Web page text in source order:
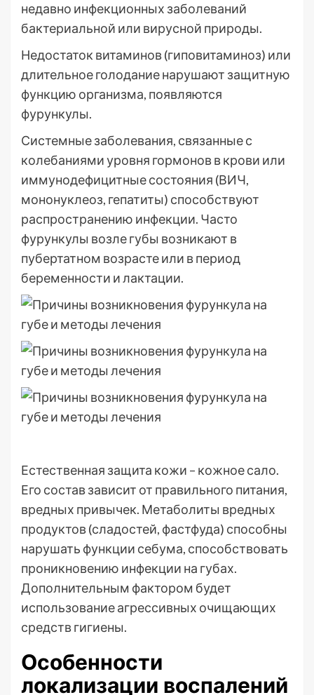
недавно инфекционных заболеваний
бактериальной или вирусной природы.
Недостаток витаминов (гиповитаминоз) или
длительное голодание нарушают защитную
функцию организма, появляются
фурункулы.
Системные заболевания, связанные с
колебаниями уровня гормонов в крови или
иммунодефицитные состояния (ВИЧ,
мононуклеоз, гепатиты) способствуют
распространению инфекции. Часто
фурункулы возле губы возникают в
пубертатном возрасте или в период
беременности и лактации.
Естественная защита кожи – кожное сало.
Его состав зависит от правильного питания,
вредных привычек. Метаболиты вредных
продуктов (сладостей, фастфуда) способны
нарушать функции себума, способствовать
проникновению инфекции на губах.
Дополнительным фактором будет
использование агрессивных очищающих
средств гигиены.
Особенности
локализации воспалений